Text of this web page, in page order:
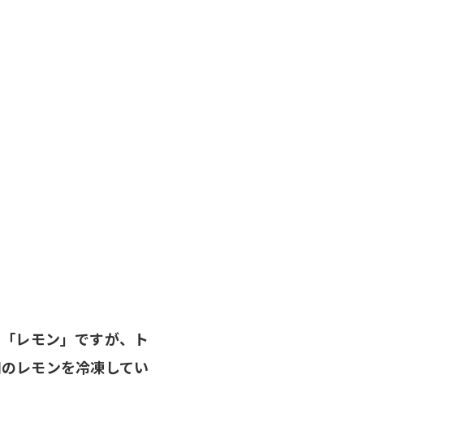
レモン」ですが、ト
レモンを冷凍してい